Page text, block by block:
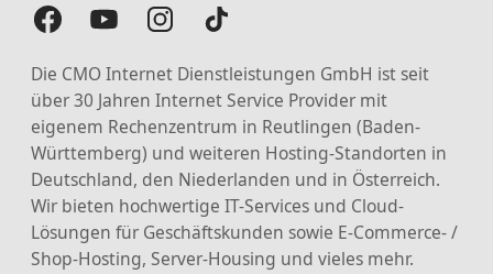
Die CMO Internet Dienstleistungen GmbH ist seit
über 30 Jahren Internet Service Provider mit
eigenem Rechenzentrum in Reutlingen (Baden-
Württemberg) und weiteren Hosting-Standorten in
Deutschland, den Niederlanden und in Österreich.
Wir bieten hochwertige IT-Services und Cloud-
Lösungen für Geschäftskunden sowie E-Commerce- /
Shop-Hosting, Server-Housing und vieles mehr.